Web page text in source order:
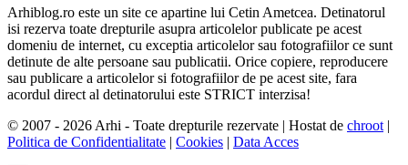
Arhiblog.ro este un site ce apartine lui Cetin Ametcea. Detinatorul
isi rezerva toate drepturile asupra articolelor publicate pe acest
domeniu de internet, cu exceptia articolelor sau fotografiilor ce sunt
detinute de alte persoane sau publicatii. Orice copiere, reproducere
sau publicare a articolelor si fotografiilor de pe acest site, fara
acordul direct al detinatorului este STRICT interzisa!
© 2007 - 2026 Arhi - Toate drepturile rezervate | Hostat de chroot |
Politica de Confidentialitate | Cookies | Data Acces